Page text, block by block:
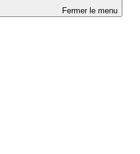
Fermer le menu